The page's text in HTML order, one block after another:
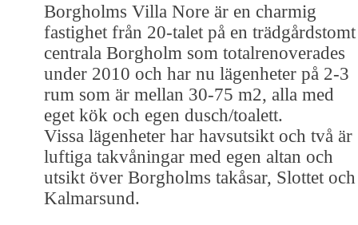
Borgholms Villa Nore är en charmig
fastighet från 20-talet på en
centrala Borgholm som totalrenoverades
under 2010 och har nu lägenheter på 2-3
rum som är mellan 30-75 m2, alla med
eget kök och egen dusch/toalett.
Vissa lägenheter har havsutsikt och två är
luftiga takvåningar med egen altan och
utsikt över Borgholms takåsar, Slottet och
Kalmarsund.